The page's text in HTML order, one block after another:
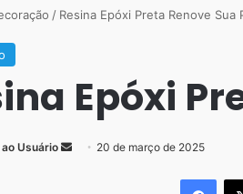
/ Resina Epóxi Preta Renove Sua
Epóxi
Usuário
Mande20 de março de 2025